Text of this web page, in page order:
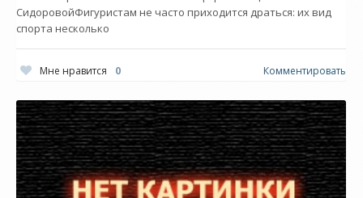
СидоровойФигуристам не часто приходится драться: их вид
спорта несколько
Мне нравится 0 Комментировать